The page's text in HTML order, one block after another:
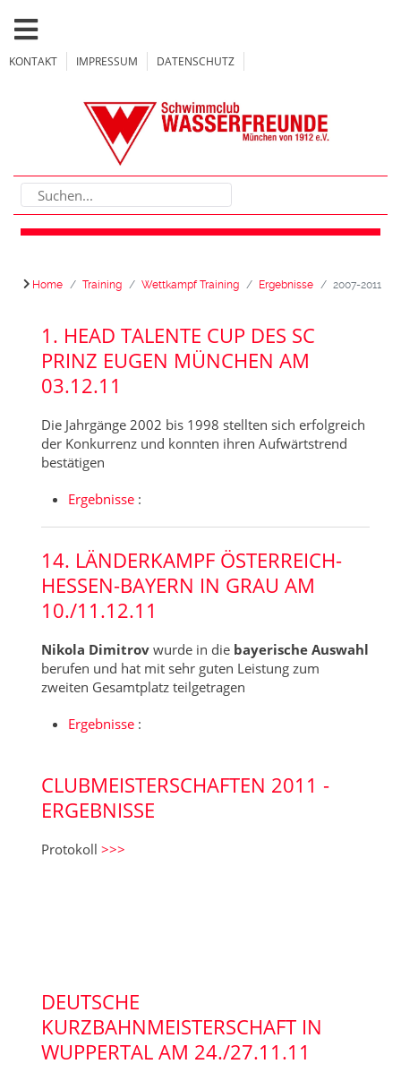
KONTAKT IMPRESSUM DATENSCHUTZ
Home Training Wettkampf Training Ergebnisse 2007-2011
1. HEAD TALENTE CUP DES SC
PRINZ EUGEN MÜNCHEN AM
03.12.11
Die Jahrgänge 2002 bis 1998 stellten sich erfolgreich
der Konkurrenz und konnten ihren Aufwärtstrend
bestätigen
Ergebnisse:
14. LÄNDERKAMPF ÖSTERREICH-
HESSEN-BAYERN IN GRAU AM
10./11.12.11
Nikola Dimitrovwurde in die bayerische Auswahl
berufen und hat mit sehr guten Leistung zum
zweiten Gesamtplatz teilgetragen
Ergebnisse:
CLUBMEISTERSCHAFTEN 2011 -
ERGEBNISSE
Protokoll >>>
DEUTSCHE
KURZBAHNMEISTERSCHAFT IN
WUPPERTAL AM 24./27.11.11